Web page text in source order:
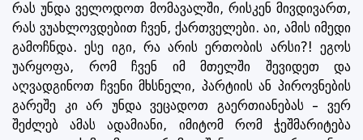
რას უნდა ველოდოთ მომავალში, რისკენ მივდივართ,
რას ვუახლოვდებით ჩვენ, ქართველები. აი, ამის იმედი
გამოჩნდა. ესე იგი, რა არის ერთობის არსი?! ეგოს
უარყოფა, რომ ჩვენ იმ მთელში შევიდეთ და
აღვადგინოთ ჩვენი მხსნელი, პარტიის ან პიროვნების
გარეშე კი არ უნდა ვეცადოთ გაერთიანებას – ვერ
შეძლებ ამას ადამიანი, იმიტომ რომ ჭეშმარიტება